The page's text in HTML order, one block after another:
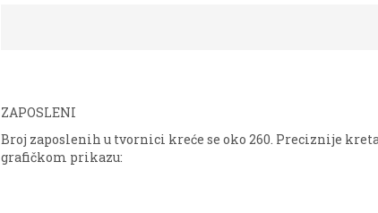
ZAPOSLENI
Broj zaposlenih u tvornici kreće se oko 260. Preciznije
grafičkom prikazu: